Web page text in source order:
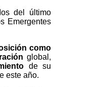
del último
Emergentes
como
global,
de su
este año.